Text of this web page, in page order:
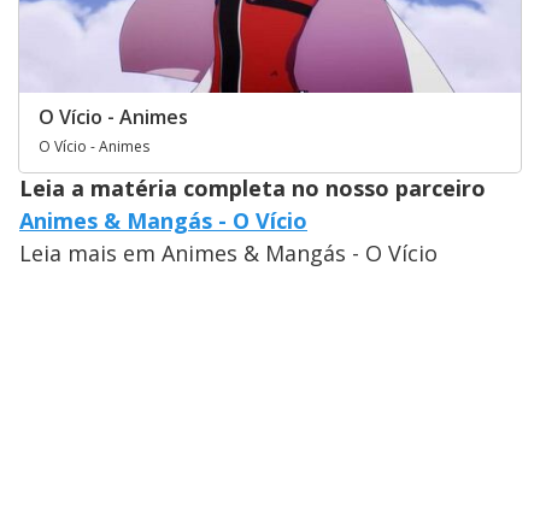
O Vício - Animes
O Vício - Animes
Leia a matéria completa no nosso parceiro
Animes & Mangás - O Vício
Leia mais em Animes & Mangás - O Vício